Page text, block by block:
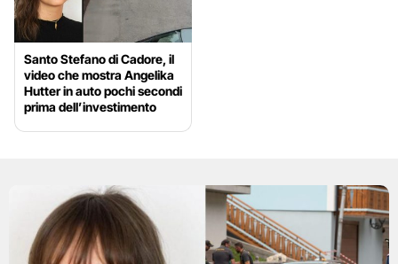
Santo Stefano di Cadore, il
video che mostra Angelika
Hutter in auto pochi secondi
prima dell’investimento